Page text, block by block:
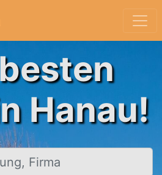
Hanau!